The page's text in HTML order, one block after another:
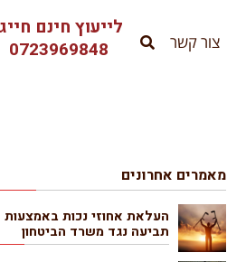
צור קשר
לייעוץ חינם
0723969848
מאמרים אחרונים
העלאת אחוזי נכות באמצעות
תביעה נגד משרד הביטחון